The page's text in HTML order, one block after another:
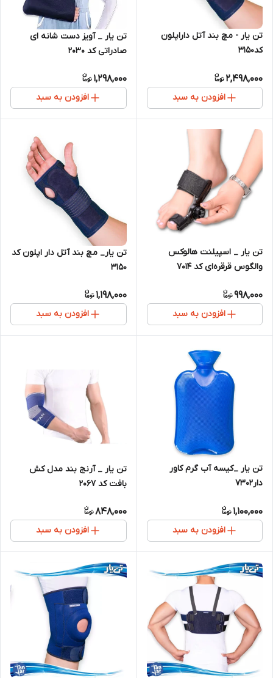
تن یار - مچ بند آتل داراپلون
کد3150
2,498,000
افزودن به سبد
تن یار _ آویز دست شانه ای
صادراتی کد 2030
1,298,000
افزودن به سبد
تن یار _ اسپیلنت هالوکس
والگوس قرقره‌ای کد 7014
998,000
افزودن به سبد
تن یار_ مچ بند آتل دار اپلون کد
3150
1,198,000
افزودن به سبد
تن یار _کیسه آب گرم کاور
دار7302
1,100,000
افزودن به سبد
تن یار _ آرنج بند مدل کش
بافت کد 2067
848,000
افزودن به سبد